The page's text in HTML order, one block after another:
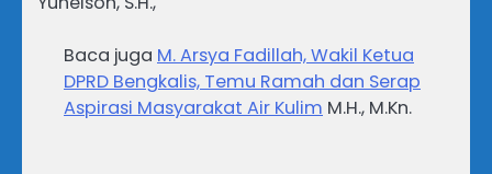
Baca juga M. Arsya Fadillah, Wakil Ketua
DPRD Bengkalis, Temu Ramah dan Serap
Aspirasi Masyarakat Air Kulim M.H., M.Kn.